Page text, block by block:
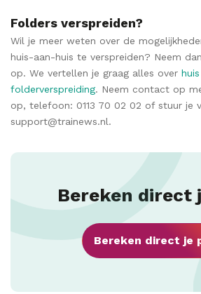
Folders verspreiden?
Wil je meer weten over de
huis-aan-huis te verspreiden? Neem
op. We vertellen je graag alles over
folderverspreiding. Neem contact op
op, telefoon: 0113 70 02 02 of stuur je
support@trainews.nl.
Bereken direct
Bereken direct je